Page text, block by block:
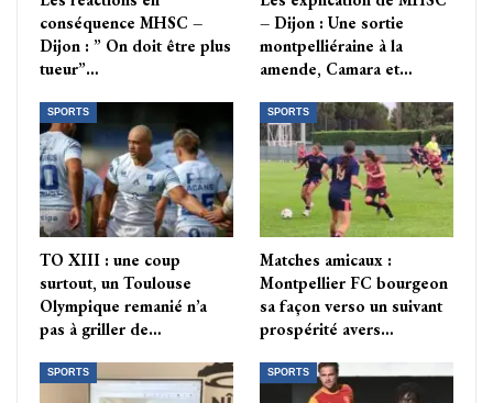
conséquence MHSC –
Dijon : ” On doit être plus
tueur”…
– Dijon : Une sortie
montpelliéraine à la
amende, Camara et…
SPORTS
TO XIII : une coup
surtout, un Toulouse
Olympique remanié n’a
pas à griller de…
SPORTS
Matches amicaux :
Montpellier FC bourgeon
sa façon verso un suivant
prospérité avers…
SPORTS SPORTS